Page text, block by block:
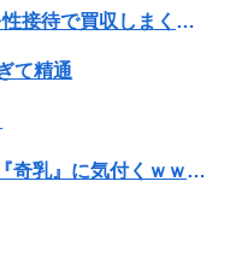
【悲報】ソープでイッた後に嬢の耳元で「好き」って囁く瞬間ｗｗｗｗｗｗｗｗwwww
いｗｗｗｗｗ
住み込み先の工場には、女性に異常なほど馴れ馴れしいおっさんがいた。周囲も困り果てていて…
韓国サッカー協会、外国人審判を性接待で買収しまくっていた事が判明
て精通
【画像】咲-saki-作者、ようやく『奇乳』に気付くｗｗｗｗ